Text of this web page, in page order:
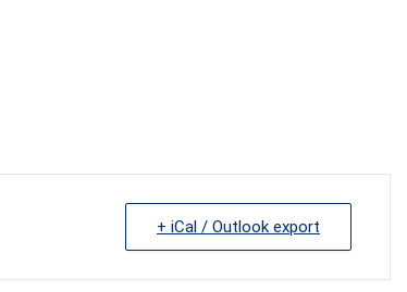
+ iCal / Outlook export